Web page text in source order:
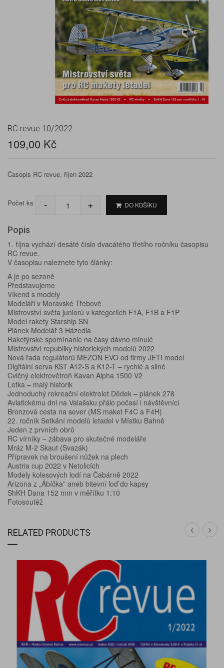
RC revue 10/2022
109,00 Kč
Časopis RC revue, říjen 2022
Počet ks - + DO KOŠÍKU
Popis
1. října vychází desáté číslo dvacátého třetího ročníku časopisu
RC revue.
V časopisu naleznete tyto články:
A je po sezoně
Představujeme
Víkend s modely
Modeláři v Moravské Třebové
Mistrovství světa juniorů v kategoriích F1A, F1B a F1P
Model rakety Starship SN
Plánek Modelář 3 Házedla
Raketýrske spomínanie na časy dávno minulé
Mistrovství republiky historických modelů 2022
Nová řada regulátorů MEZON EVO od firmy JETI model
Digitální serva KST A12-S a K12-T – rychlé a silné
Cvičný elektrovětroň Kavan Alpha 1500 V2
Letka – malý historik
Jednoduchý rekreační elektrolet Dědek – plánek 278
Aviatickému dni na Valašsku přálo počasí i návštěvníci
Bronzová cesta na sever (MS maket F4C a F4H)
22. ročník Setkání modelů letadel v Místku Bahně
Jeden z prvních obrů
RC vírníky – zábava pro skutečné modeláře
Mráz M-2 Skaut (Svazák)
Přípravek na broušení nůžek na plech
Austria cup 2022 v Netolicích
Modely kolesových lodí na Čabárně 2022
Arizona z „Ábíčka” aneb bitevní loď do kapsy
ShKH Dana 152 mm v měřítku 1:10
Fotosoutěž
RELATED PRODUCTS